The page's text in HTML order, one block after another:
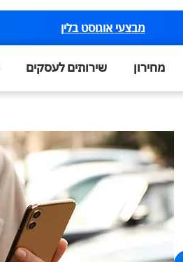
מבצעי אוגוסט בלין
מחירון שירותים לעסקים